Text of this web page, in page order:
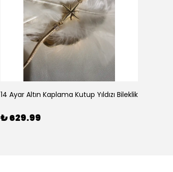
14 Ayar Altın Kaplama Kutup Yıldızı Bileklik
₺ 629.99